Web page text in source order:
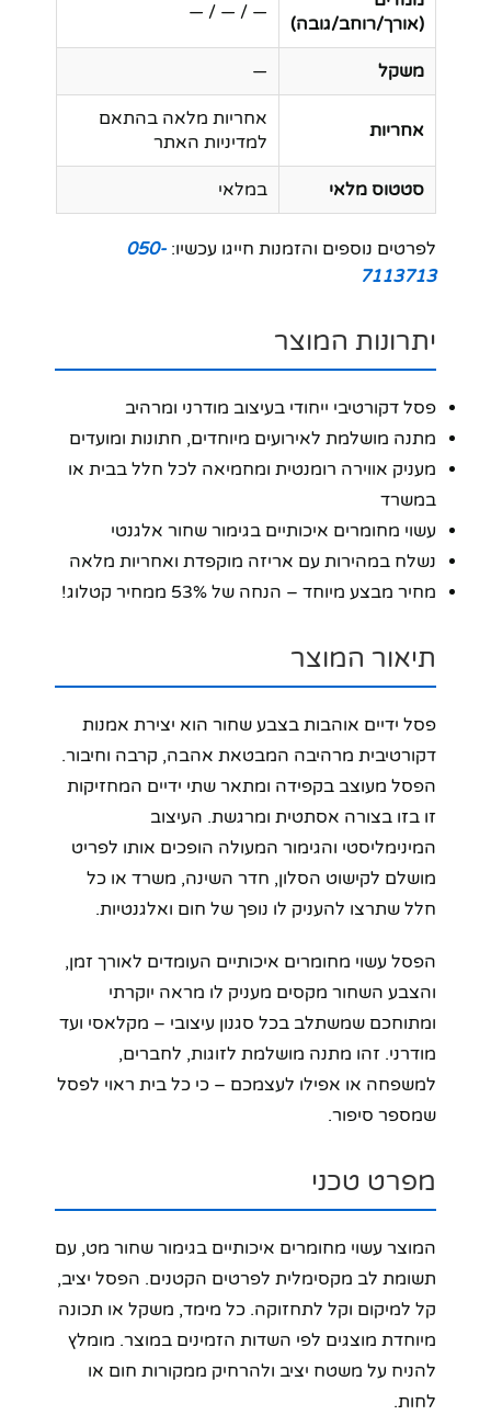
(אורך/רוחב/גובה)
— / — / —
משקל —
אחריות
אחריות מלאה בהתאם
למדיניות האתר
סטטוס מלאי במלאי
לפרטים נוספים והזמנות חייגו עכשיו: 050-
7113713
יתרונות המוצר
פסל דקורטיבי ייחודי בעיצוב מודרני ומרהיב
מתנה מושלמת לאירועים מיוחדים, חתונות ומועדים
מעניק אווירה רומנטית ומחמיאה לכל חלל בבית או
במשרד
עשוי מחומרים איכותיים בגימור שחור אלגנטי
נשלח במהירות עם אריזה מוקפדת ואחריות מלאה
מחיר מבצע מיוחד – הנחה של 53% ממחיר קטלוג!
תיאור המוצר
פסל ידיים אוהבות בצבע שחור הוא יצירת אמנות
דקורטיבית מרהיבה המבטאת אהבה, קרבה וחיבור.
הפסל מעוצב בקפידה ומתאר שתי ידיים המחזיקות
זו בזו בצורה אסתטית ומרגשת. העיצוב
המינימליסטי והגימור המעולה הופכים אותו לפריט
מושלם לקישוט הסלון, חדר השינה, משרד או כל
חלל שתרצו להעניק לו נופך של חום ואלגנטיות.
הפסל עשוי מחומרים איכותיים העומדים לאורך זמן,
והצבע השחור מקסים מעניק לו מראה יוקרתי
ומתוחכם שמשתלב בכל סגנון עיצובי – מקלאסי ועד
מודרני. זהו מתנה מושלמת לזוגות, לחברים,
למשפחה או אפילו לעצמכם – כי כל בית ראוי לפסל
שמספר סיפור.
מפרט טכני
המוצר עשוי מחומרים איכותיים בגימור שחור מט, עם
תשומת לב מקסימלית לפרטים הקטנים. הפסל יציב,
קל למיקום וקל לתחזוקה. כל מימד, משקל או תכונה
מיוחדת מוצגים לפי השדות הזמינים במוצר. מומלץ
להניח על משטח יציב ולהרחיק ממקורות חום או
לחות.